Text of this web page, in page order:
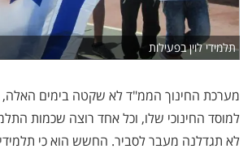
תלמידי לוין בפעילות
מערכת החינוך הממ"ד לא שקטה בימים האלה,
למוסד החינוכי שלו, וכל אחד רוצה שכמות
לא תגדלנה מעבר לסביר. החשש הוא כי תלמידי